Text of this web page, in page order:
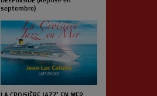
septembre)